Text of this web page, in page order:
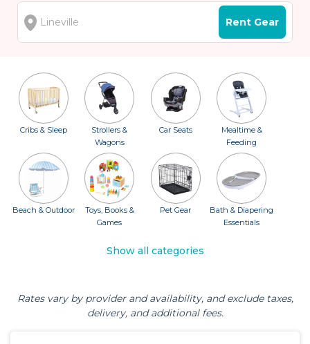
Rent Gear
Cribs & Sleep
Strollers &
Wagons
Car Seats
Mealtime &
Feeding
Beach & Outdoor
Toys, Books &
Games
Pet Gear
Bath & Diapering
Essentials
Show all categories
Rates vary by provider and availability, and exclude taxes,
delivery, and additional fees.